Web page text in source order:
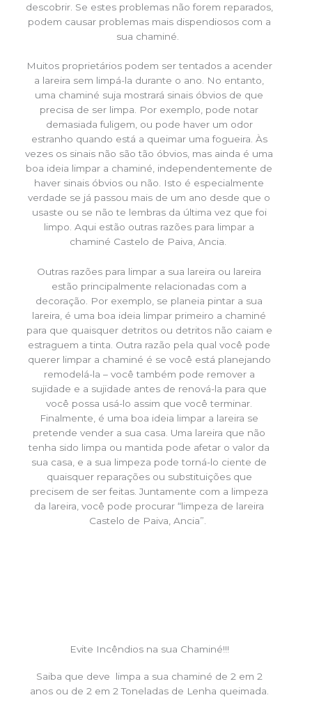
descobrir. Se estes problemas não forem reparados,
podem causar problemas mais dispendiosos com a
sua chaminé.
Muitos proprietários podem ser tentados a acender
a lareira sem limpá-la durante o ano. No entanto,
uma chaminé suja mostrará sinais óbvios de que
precisa de ser limpa. Por exemplo, pode notar
demasiada fuligem, ou pode haver um odor
estranho quando está a queimar uma fogueira. Às
vezes os sinais não são tão óbvios, mas ainda é uma
boa ideia limpar a chaminé, independentemente de
haver sinais óbvios ou não. Isto é especialmente
verdade se já passou mais de um ano desde que o
usaste ou se não te lembras da última vez que foi
limpo. Aqui estão outras razões para limpar a
chaminé Castelo de Paiva, Ancia.
Outras razões para limpar a sua lareira ou lareira
estão principalmente relacionadas com a
decoração. Por exemplo, se planeia pintar a sua
lareira, é uma boa ideia limpar primeiro a chaminé
para que quaisquer detritos ou detritos não caiam e
estraguem a tinta. Outra razão pela qual você pode
querer limpar a chaminé é se você está planejando
remodelá-la – você também pode remover a
sujidade e a sujidade antes de renová-la para que
você possa usá-lo assim que você terminar.
Finalmente, é uma boa ideia limpar a lareira se
pretende vender a sua casa. Uma lareira que não
tenha sido limpa ou mantida pode afetar o valor da
sua casa, e a sua limpeza pode torná-lo ciente de
quaisquer reparações ou substituições que
precisem de ser feitas. Juntamente com a limpeza
da lareira, você pode procurar “limpeza de lareira
Castelo de Paiva, Ancia”.
Evite Incêndios na sua Chaminé!!!
Saiba que deve limpa a sua chaminé de 2 em 2
anos ou de 2 em 2 Toneladas de Lenha queimada.